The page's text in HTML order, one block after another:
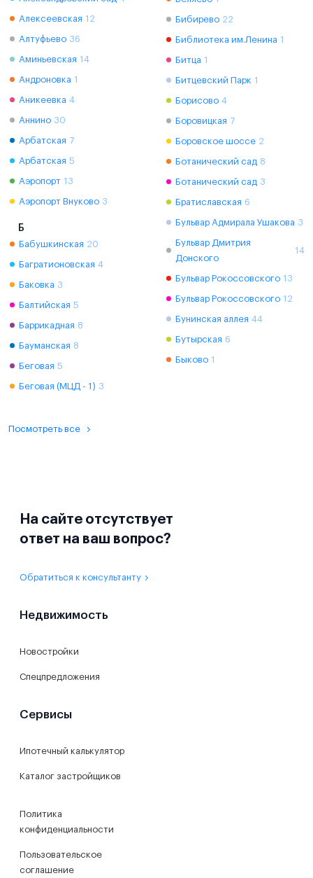
Алексеевская 12
Алтуфьево 36
Аминьевская 14
Андроновка 1
Аникеевка 4
Аннино 30
Арбатская 7
Арбатская 5
Аэропорт 13
Аэропорт Внуково 3
Б
Бабушкинская 20
Багратионовская 4
Баковка 3
Балтийская 5
Баррикадная 8
Бауманская 8
Беговая 5
Беговая (МЦД - 1) 3
Бибирево 22
Библиотека им.Ленина 1
Битца 1
Битцевский Парк 1
Борисово 4
Боровицкая 7
Боровское шоссе 2
Ботанический сад 8
Ботанический сад 3
Братиславская 6
Бульвар Адмирала Ушакова 3
Бульвар Дмитрия
Донского
14
Бульвар Рокоссовского 13
Бульвар Рокоссовского 12
Бунинская аллея 44
Бутырская 6
Быково 1
Посмотреть все
На сайте отсутствует
ответ на ваш вопрос?
Обратиться к консультанту
Недвижимость
Новостройки
Спецпредложения
Сервисы
Ипотечный калькулятор
Каталог застройщиков
Политика
конфиденциальности
Пользовательское
соглашение